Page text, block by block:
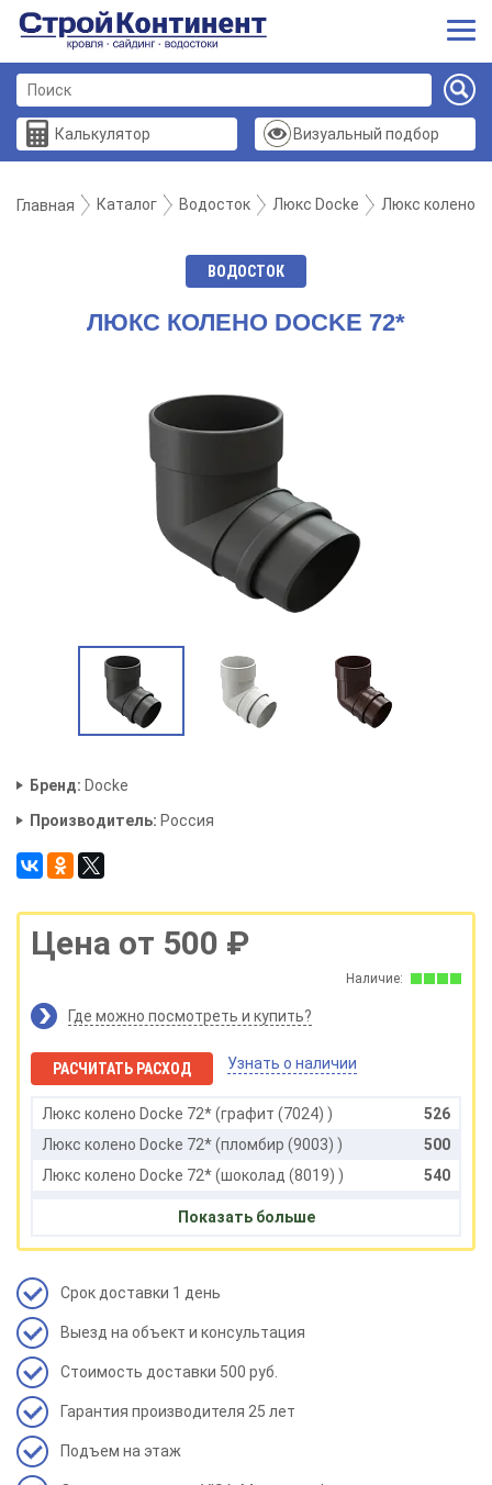
Калькулятор Визуальный подбор
Главная Каталог Водосток Люкс Docke Люкс колено
ВОДОСТОК
ЛЮКС КОЛЕНО DOCKE 72*
Бренд: Docke
Производитель: Россия
Цена от 500 ₽
Наличие:
Где можно посмотреть и купить?
РАСЧИТАТЬ РАСХОД Узнать о наличии
Люкс колено Docke 72* (графит (7024) )
526
Люкс колено Docke 72* (пломбир (9003) )
500
Люкс колено Docke 72* (шоколад (8019) )
540
Люкс колено Docke 72* (карбон (33) )
Показать больше
Срок доставки 1 день
Выезд на объект и консультация
Стоимость доставки 500 руб.
Гарантия производителя 25 лет
Подъем на этаж